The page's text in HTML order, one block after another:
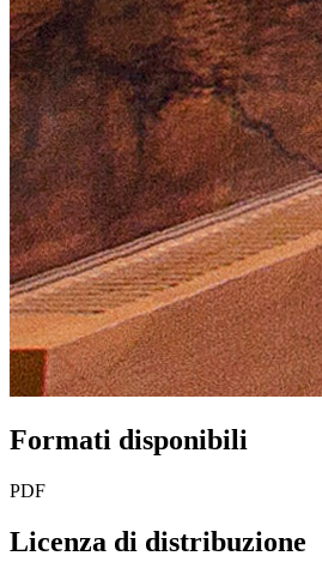
Formati disponibili
PDF
Licenza di distribuzione